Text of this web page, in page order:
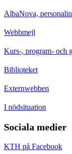
AlbaNova,
Webbmejl
Kurs-, program- och
Biblioteket
Externwebben
I nödsituation
Sociala medier
KTH på Facebook